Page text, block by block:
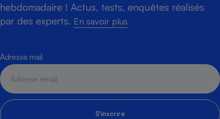
hebdomadaire ! Actus, tests, enquêtes réalisés
par des experts. En savoir plus
Adresse mail
S'inscrire